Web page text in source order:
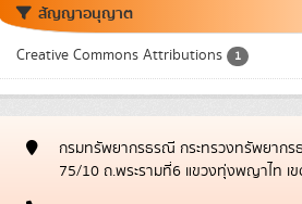
สัญญาอนุญาต
Creative Commons Attributions 1
กรมทรัพยากรธรณี กระทรวงทรัพยากร
75/10 ถ.พระรามที่6 แขวงทุ่งพญาไท เ